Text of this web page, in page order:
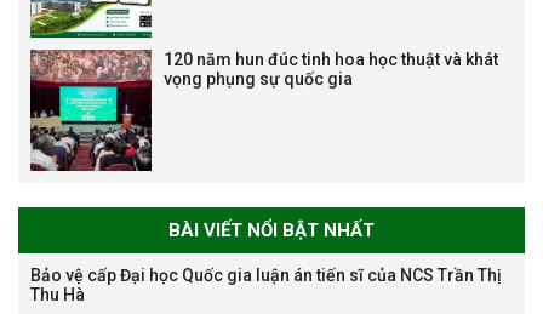
Bảo vệ luận án tiến sĩ của NCS
120 năm hun đúc tinh hoa học thuật và khát
vọng phụng sự quốc gia
BÀI VIẾT NỔI BẬT NHẤT
Bảo vệ cấp Đại học Quốc gia luận án tiến sĩ của NCS Trần Thị
Thu Hà